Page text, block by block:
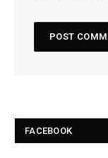
FACEBOOK